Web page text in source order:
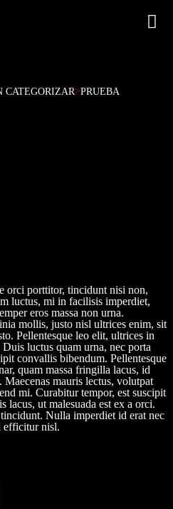
CATEGORIZAR>PRUEBA
orci porttitor, tincidunt nisi non,
luctus, mi in facilisis imperdiet,
eros massa non urna.
mollis, justo nisl ultrices enim, sit
Pellentesque leo elit, ultrices in
luctus quam urna, nec porta
convallis bibendum. Pellentesque
quam massa fringilla lacus, id
mauris lectus, volutpat
mi. Curabitur tempor, est suscipit
lacus, ut malesuada est ex a orci.
Nulla imperdiet id erat nec
efficitur nisl.